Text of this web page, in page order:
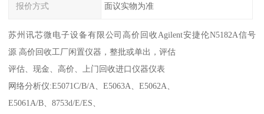
报价方式 面议实物为准
苏州讯芯微电子设备有限公司高价回收Agilent安捷伦N5182A信号
源 高价回收工厂闲置仪器，整批或单出，评估
评估、现金、高价、上门回收进口仪器仪表
网络分析仪:E5071C/B/A、E5063A、E5062A、
E5061A/B、8753d/E/ES、